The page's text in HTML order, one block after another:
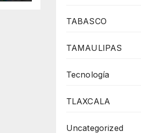
TABASCO
TAMAULIPAS
Tecnología
TLAXCALA
Uncategorized